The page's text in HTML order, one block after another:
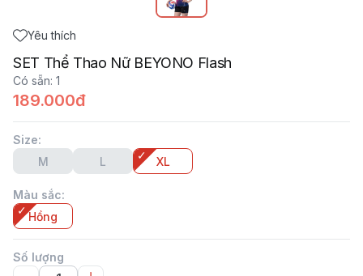
Yêu thích
SET Thể Thao Nữ BEYONO Flash
Có sẵn: 1
189.000đ
Size:
M
L XL
Màu sắc:
Hồng
Số lượng